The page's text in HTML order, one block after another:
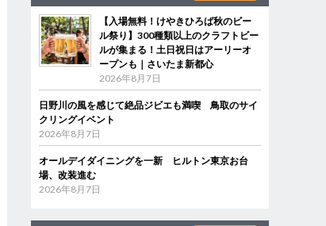
【入場無料！けやきひろば秋のビー
ル祭り】300種類以上のクラフトビー
ルが集まる！土日祝日はアーリーオ
ープンも｜さいたま新都心
2026年8月7日
日野川の風を感じて絶品ジビエも満喫 鳥取のサイ
クリングイベント
2026年8月7日
オールデイダイニングを一新 ヒルトン東京お台
場、改装進む
2026年8月7日